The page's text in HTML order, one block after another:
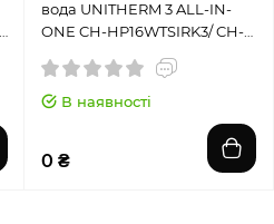
вода UNITHERM 3 ALL-IN-
ONE CH-HP16WTSIRK3/ CH-
В наявності
0 ₴